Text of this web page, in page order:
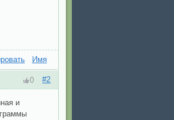
Имя
#2
0
и